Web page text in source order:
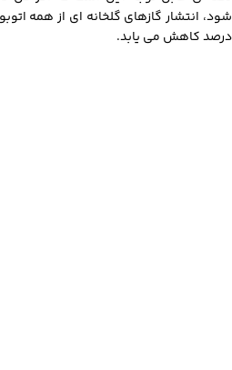
درصد کاهش می یابد.